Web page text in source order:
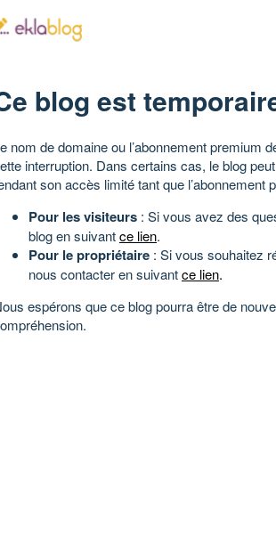
blog est
nom de domaine ou l’abonnement premium
interruption. Dans certains cas, le blog
son accès limité tant que l’abonnement
Pour les visiteurs : Si vous avez des
blog en suivantce lien.
Pour le propriétaire : Si vous souhaitez
nous contacter en suivantce lien.
espérons que ce blog pourra être de